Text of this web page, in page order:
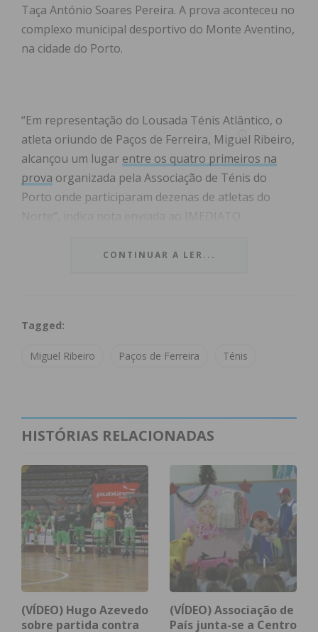
Taça António Soares Pereira. A prova aconteceu no
complexo municipal desportivo do Monte Aventino,
na cidade do Porto.
“Em representação do Lousada Ténis Atlântico, o
atleta oriundo de Paços de Ferreira, Miguel Ribeiro,
alcançou um lugar entre os quatro primeiros na
prova organizada pela Associação de Ténis do
Porto onde participaram dezenas de atletas do
O tenista, de 41 anos de idade, pratica a modalidade
Assine nossa newsletter por e-mail e
atualizada.
Eu li e concordo com os termos e
condições
CONTINUAR A LER...
Tagged:
Miguel Ribeiro Paços de Ferreira Ténis
HISTÓRIAS RELACIONADAS
(VÍDEO) Hugo Azevedo
sobre partida contra
(VÍDEO) Associação de
País junta-se a Centro